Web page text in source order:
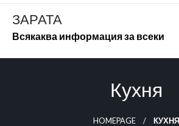
Skip
content
ЗАРАТА
Всякаква информация за всеки
Кухня
HOMEPAGE КУХНЯ